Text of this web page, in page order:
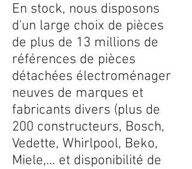
En stock, nous disposons
d'un large choix de pièces
de plus de 13 millions de
références de pièces
détachées électroménager
neuves de marques et
fabricants divers (plus de
200 constructeurs, Bosch,
Vedette, Whirlpool, Beko,
Miele,... et disponibilité de